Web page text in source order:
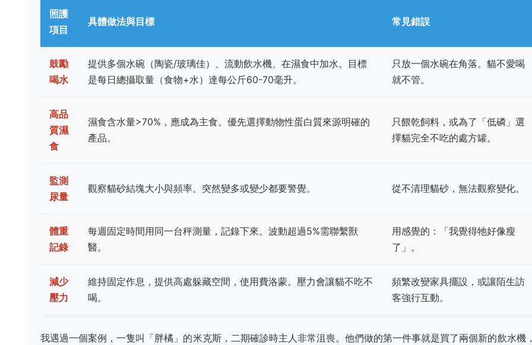
照護
項目
具體做法與目標 常見錯誤
鼓勵
喝水
提供多個水碗（陶瓷/玻璃佳）、流動飲水機、在濕食中加水。目標
是每日總攝取量（食物+水）達每公斤60-70毫升。
只放一個水碗在角落。貓不愛喝
就不管。
高品
質濕
食
濕食含水量>70%，應成為主食。優先選擇動物性蛋白質來源明確的
產品。
只餵乾飼料，或為了「低磷」選
擇貓完全不吃的處方罐。
監測
尿量
觀察貓砂結塊大小與頻率。突然變多或變少都要警覺。 從不清理貓砂，無法觀察變化。
體重
記錄
每週固定時間用同一台秤測量，記錄下來。波動超過5%需聯繫獸
醫。
用感覺的：「我覺得牠好像瘦
了」。
減少
壓力
維持固定作息，提供高處躲藏空間，使用費洛蒙。壓力會讓貓不吃不
喝。
頻繁改變家具擺設，或讓陌生訪
客強行互動。
我遇過一個案例，一隻叫「胖橘」的米克斯，二期確診時主人非常沮喪。他們做的第一件事就是買了兩個新的飲水機